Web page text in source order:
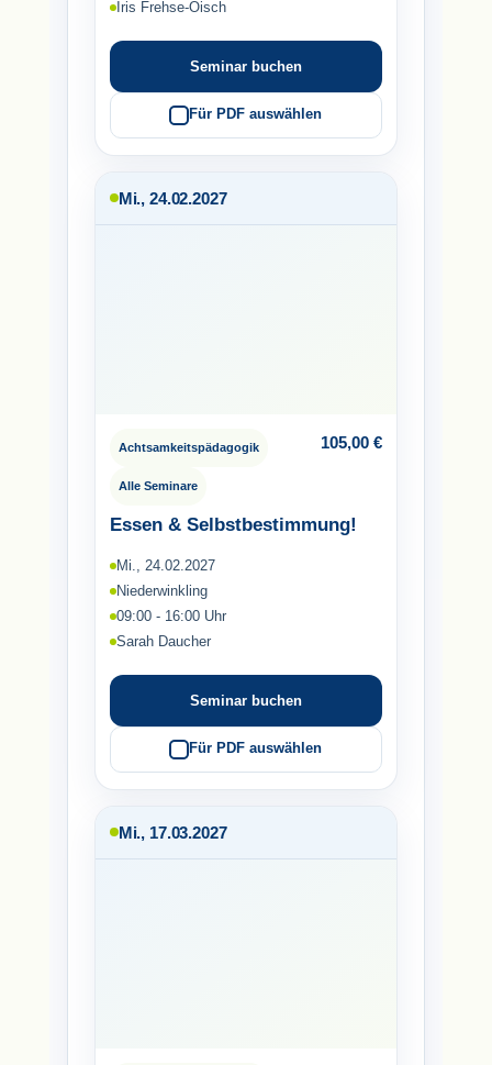
Iris Frehse-Oisch
Seminar buchen
Für PDF auswählen
Mi., 24.02.2027
Achtsamkeitspädagogik
Alle Seminare
105,00€
Essen & Selbstbestimmung!
Mi., 24.02.2027
Niederwinkling
09:00 - 16:00 Uhr
Sarah Daucher
Seminar buchen
Für PDF auswählen
Mi., 17.03.2027